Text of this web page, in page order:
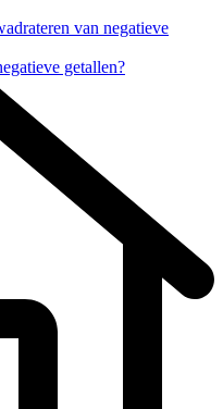
van negatieve
getallen?